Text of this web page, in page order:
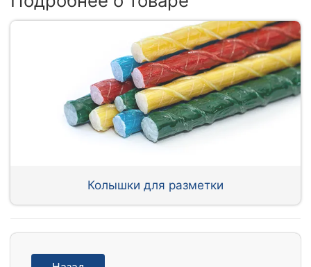
Колышки для разметки